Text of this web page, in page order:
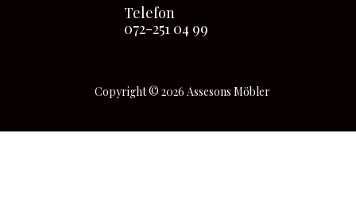
Telefon
072-251 04 99
Copyright © 2026 Assesons Möbler